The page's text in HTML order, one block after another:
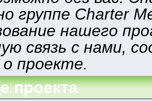
группе Charter
нашего
связь с нами,
проекте.
проекта